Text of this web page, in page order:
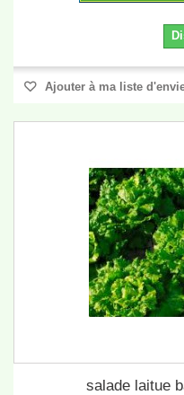
Ajouter à ma liste
salade laitue